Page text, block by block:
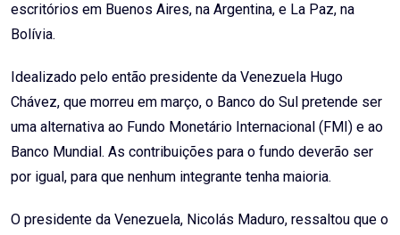
escritórios em Buenos Aires, na Argentina, e La Paz, na
Bolívia.
Idealizado pelo então presidente da Venezuela Hugo
Chávez, que morreu em março, o Banco do Sul pretende ser
uma alternativa ao Fundo Monetário Internacional (FMI) e ao
Banco Mundial. As contribuições para o fundo deverão ser
por igual, para que nenhum integrante tenha maioria.
O presidente da Venezuela, Nicolás Maduro, ressaltou que o